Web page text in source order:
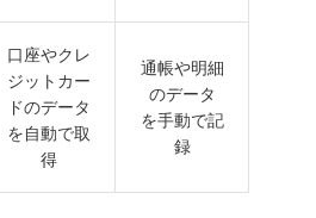
口座やクレ
ジットカー
ドのデータ
を自動で取
得
通帳や明細
のデータ
を手動で記
録